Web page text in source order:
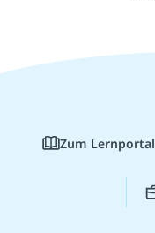
Zum Lernportal